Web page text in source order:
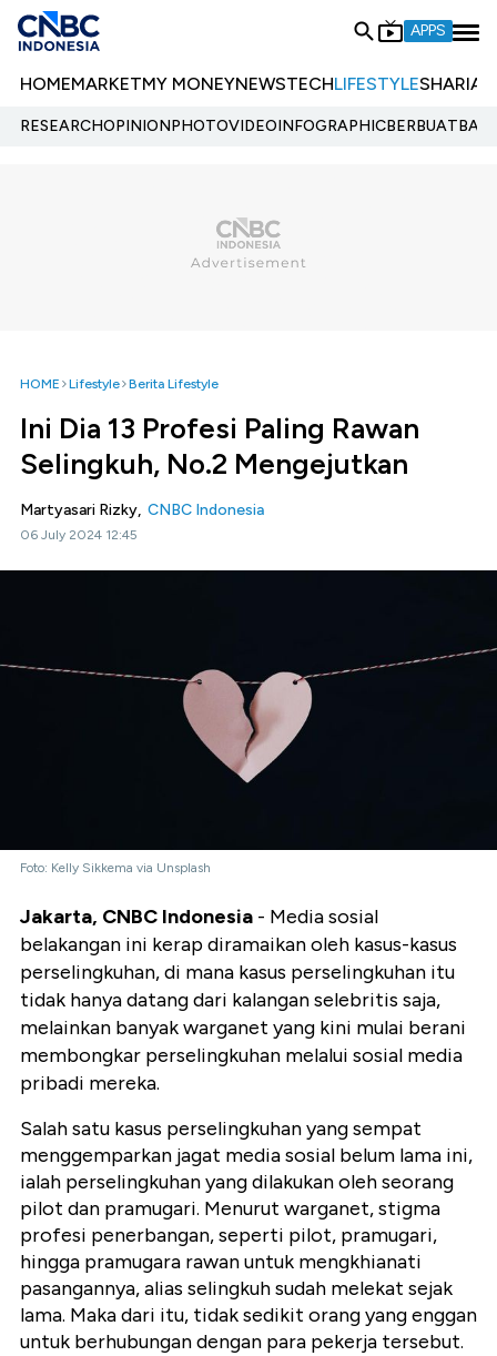
APPS
HOMEMARKETMY MONEYNEWSTECHLIFESTYLESHARIA
RESEARCHOPINIONPHOTOVIDEOINFOGRAPHIC
HOME Lifestyle Berita Lifestyle
Ini Dia 13 Profesi Paling Rawan
Selingkuh, No.2 Mengejutkan
Martyasari Rizky, CNBC Indonesia
06 July 2024 12:45
Foto: Kelly Sikkema via Unsplash
Jakarta, CNBC Indonesia - Media sosial
belakangan ini kerap diramaikan oleh kasus-kasus
perselingkuhan, di mana kasus perselingkuhan itu
tidak hanya datang dari kalangan selebritis saja,
melainkan banyak warganet yang kini mulai berani
membongkar perselingkuhan melalui sosial media
pribadi mereka.
Salah satu kasus perselingkuhan yang sempat
menggemparkan jagat media sosial belum lama ini,
ialah perselingkuhan yang dilakukan oleh seorang
pilot dan pramugari. Menurut warganet, stigma
profesi penerbangan, seperti pilot, pramugari,
hingga pramugara rawan untuk mengkhianati
pasangannya, alias selingkuh sudah melekat sejak
lama. Maka dari itu, tidak sedikit orang yang enggan
untuk berhubungan dengan para pekerja tersebut.